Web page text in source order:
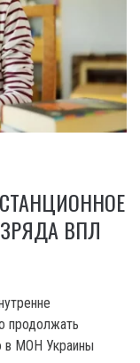
ВПЛ
продолжать
MOH Украины